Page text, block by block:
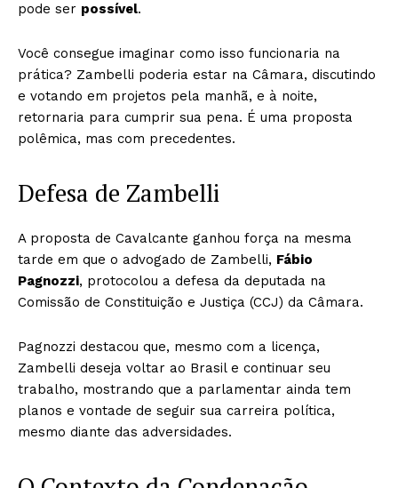
pode ser possível.
Você consegue imaginar como isso funcionaria na
prática? Zambelli poderia estar na Câmara, discutindo
e votando em projetos pela manhã, e à noite,
retornaria para cumprir sua pena. É uma proposta
polêmica, mas com precedentes.
Defesa de Zambelli
A proposta de Cavalcante ganhou força na mesma
tarde em que o advogado de Zambelli, Fábio
Pagnozzi, protocolou a defesa da deputada na
Comissão de Constituição e Justiça (CCJ) da Câmara.
Pagnozzi destacou que, mesmo com a licença,
Zambelli deseja voltar ao Brasil e continuar seu
trabalho, mostrando que a parlamentar ainda tem
planos e vontade de seguir sua carreira política,
mesmo diante das adversidades.